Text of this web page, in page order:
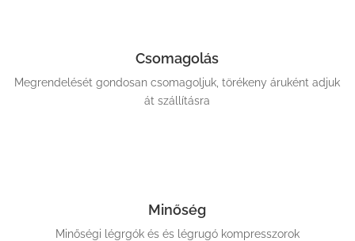
Csomagolás
Megrendelését gondosan csomagoljuk, törékeny áruként adjuk
át szállításra
Minőség
Minőségi légrgók és és légrugó kompresszorok